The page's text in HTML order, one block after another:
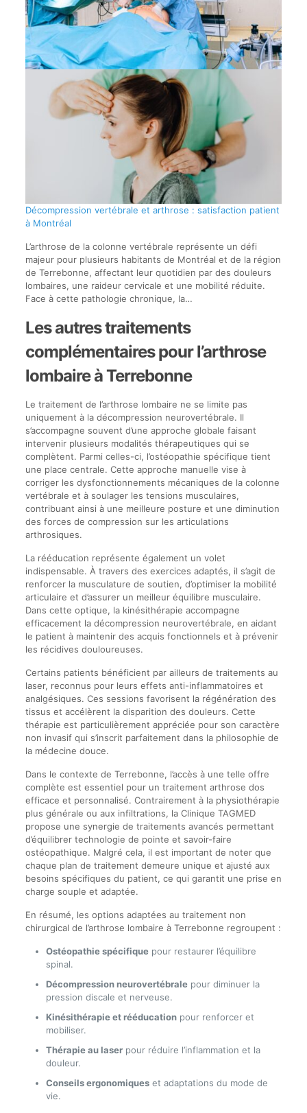
Décompression vertébrale et arthrose : satisfaction patient
à Montréal
L’arthrose de la colonne vertébrale représente un défi
majeur pour plusieurs habitants de Montréal et de la région
de Terrebonne, affectant leur quotidien par des douleurs
lombaires, une raideur cervicale et une mobilité réduite.
Face à cette pathologie chronique, la…
Les autres traitements
complémentaires pour l’arthrose
lombaire à Terrebonne
Le traitement de l’arthrose lombaire ne se limite pas
uniquement à la décompression neurovertébrale. Il
s’accompagne souvent d’une approche globale faisant
intervenir plusieurs modalités thérapeutiques qui se
complètent. Parmi celles-ci, l’ostéopathie spécifique tient
une place centrale. Cette approche manuelle vise à
corriger les dysfonctionnements mécaniques de la colonne
vertébrale et à soulager les tensions musculaires,
contribuant ainsi à une meilleure posture et une diminution
des forces de compression sur les articulations
arthrosiques.
La rééducation représente également un volet
indispensable. À travers des exercices adaptés, il s’agit de
renforcer la musculature de soutien, d’optimiser la mobilité
articulaire et d’assurer un meilleur équilibre musculaire.
Dans cette optique, la kinésithérapie accompagne
efficacement la décompression neurovertébrale, en aidant
le patient à maintenir des acquis fonctionnels et à prévenir
les récidives douloureuses.
Certains patients bénéficient par ailleurs de traitements au
laser, reconnus pour leurs effets anti-inflammatoires et
analgésiques. Ces sessions favorisent la régénération des
tissus et accélèrent la disparition des douleurs. Cette
thérapie est particulièrement appréciée pour son caractère
non invasif qui s’inscrit parfaitement dans la philosophie de
la médecine douce.
Dans le contexte de Terrebonne, l’accès à une telle offre
complète est essentiel pour un traitement arthrose dos
efficace et personnalisé. Contrairement à la physiothérapie
plus générale ou aux infiltrations, la Clinique TAGMED
propose une synergie de traitements avancés permettant
d’équilibrer technologie de pointe et savoir-faire
ostéopathique. Malgré cela, il est important de noter que
chaque plan de traitement demeure unique et ajusté aux
besoins spécifiques du patient, ce qui garantit une prise en
charge souple et adaptée.
En résumé, les options adaptées au traitement non
chirurgical de l’arthrose lombaire à Terrebonne regroupent :
Ostéopathie spécifiquepour restaurer l’équilibre
spinal.
Décompression neurovertébralepour diminuer la
pression discale et nerveuse.
Kinésithérapie et rééducationpour renforcer et
mobiliser.
Thérapie au laserpour réduire l’inflammation et la
douleur.
Conseils ergonomiqueset adaptations du mode de
vie.